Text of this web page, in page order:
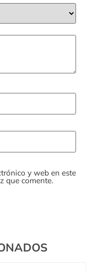
y web en este
que comente.